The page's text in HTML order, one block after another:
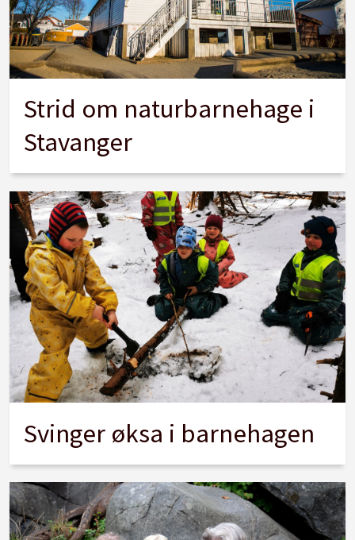
Strid om naturbarnehage i
Stavanger
Svinger øksa i barnehagen